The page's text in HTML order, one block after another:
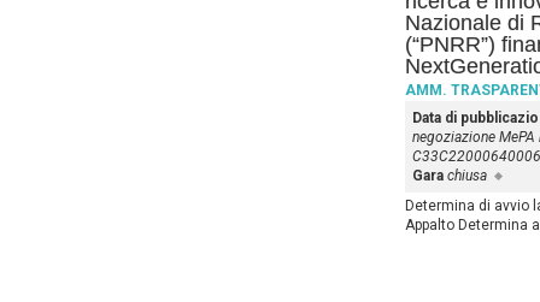
Nazionale di
(“PNRR”)
AMM.
Data di
negoziazione
C33C22000640006
Gara chiusa
Determina di avvio
Appalto Determina